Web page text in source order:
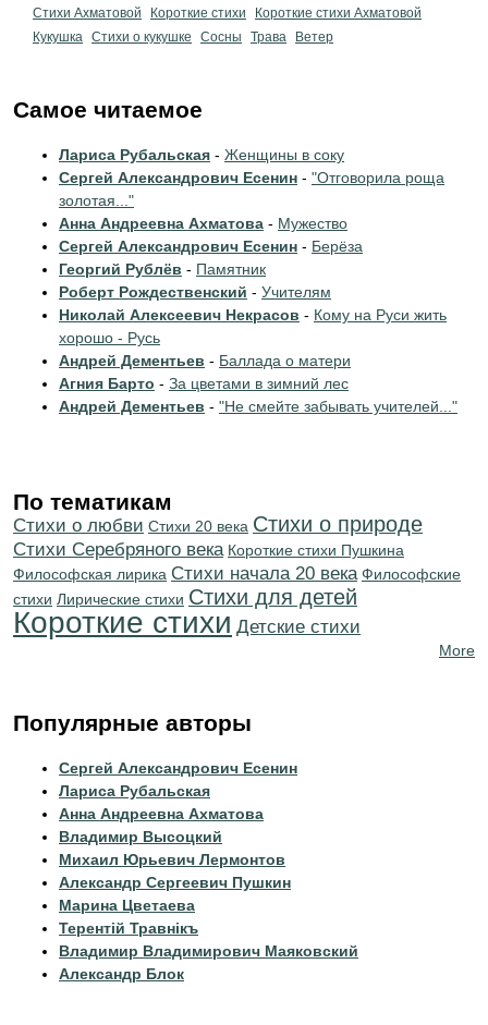
Стихи Ахматовой
Короткие стихи
Короткие стихи Ахматовой
Кукушка Стихи о кукушке Сосны Трава Ветер
Самое читаемое
Лариса Рубальская - Женщины в соку
Сергей Александрович Есенин - "Отговорила роща
золотая..."
Анна Андреевна Ахматова - Мужество
Сергей Александрович Есенин - Берёза
Георгий Рублёв - Памятник
Роберт Рождественский - Учителям
Николай Алексеевич Некрасов - Кому на Руси жить
хорошо - Русь
Андрей Дементьев - Баллада о матери
Агния Барто - За цветами в зимний лес
Андрей Дементьев - "Не смейте забывать учителей..."
По тематикам
Стихи о любви Стихи 20 века Стихи о природе
Cтихи Серебряного века Короткие стихи Пушкина
Философская лирика Cтихи начала 20 века Философские
стихи Лирические стихи Стихи для детей
Короткие стихи Детские стихи
More
Популярные авторы
Сергей Александрович Есенин
Лариса Рубальская
Анна Андреевна Ахматова
Владимир Высоцкий
Михаил Юрьевич Лермонтов
Александр Сергеевич Пушкин
Марина Цветаева
Терентiй Травнiкъ
Владимир Владимирович Маяковский
Александр Блок